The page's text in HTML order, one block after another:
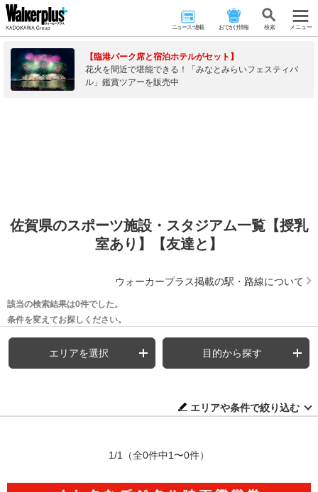
ニュース･連載 おでかけ情報 検 索 メニュー
【臨港パーク席と宿泊ホテルがセット】
花火を間近で堪能できる！「みなとみらいフェスティバ
ル」鑑賞ツアーを販売中
佐賀県のスポーツ施設・スタジアム一覧【授乳
室あり】【友達と】
ウォーカープラス掲載の駅・路線について
該当の検索結果は0件でした。
条件を変えてお探しください。
エリアを選択 目的から探す
エリアや条件で絞り込む
1/1 （全0件中1〜0件）